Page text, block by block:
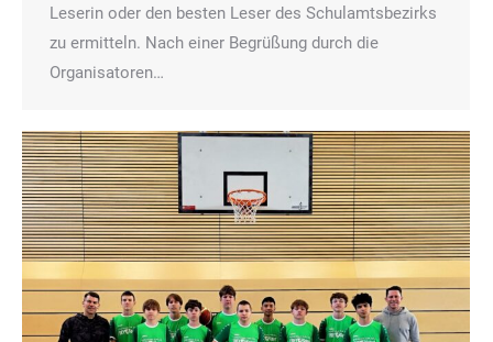
Leserin oder den besten Leser des Schulamtsbezirks
zu ermitteln. Nach einer Begrüßung durch die
Organisatoren…